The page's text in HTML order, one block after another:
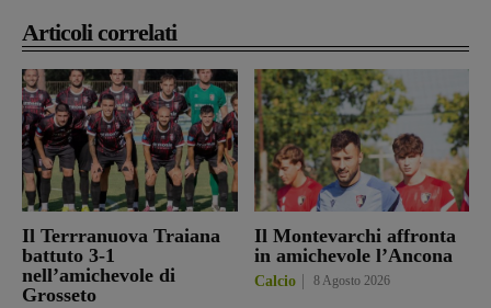
Articoli correlati
Il Terrranuova Traiana
battuto 3-1
nell’amichevole di
Grosseto
Il Montevarchi affronta
in amichevole l’Ancona
Calcio 8 Agosto 2026